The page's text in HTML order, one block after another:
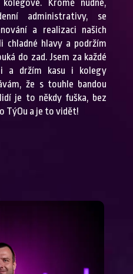
Kromě nudné,
administrativy, se
a realizaci našich
chladné hlavy a podržím
do zad. Jsem za každé
a držím kasu i kolegy
že s touhle bandou
je to někdy fuška, bez
TýOu a je to vidět!